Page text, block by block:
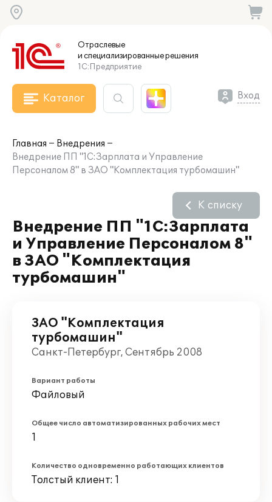
Отраслевые
и специализированныерешения
1С:Предприятие
Каталог Вход
Главная
Внедрения
Внедрение ПП "1С:Зарплата и Управление
Персоналом 8" в ЗАО "Комплектация турбомашин"
Внедрение ПП "1С:Зарплата
и Управление Персоналом 8"
в ЗАО "Комплектация
турбомашин"
К списку
ЗАО "Комплектация
турбомашин"
Санкт-Петербург, Сентябрь 2008
Вариант работы
Файловый
Общее число автоматизированных рабочих мест
1
Количество одновременно работающих клиентов
Толстый клиент: 1